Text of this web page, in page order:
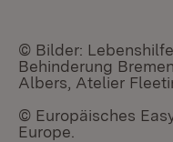
© Bilder:
Behinderung
Albers, Atelier
© Europäisches
Europe.